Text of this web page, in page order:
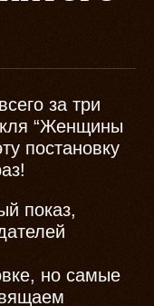
за три
“Женщины
постановку
показ,
но самые